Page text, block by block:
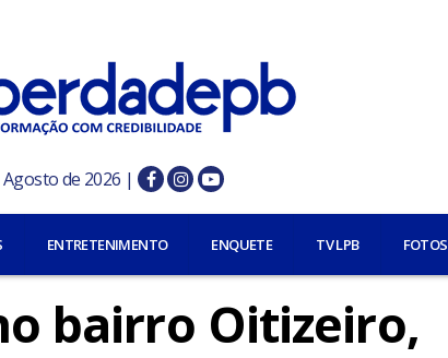
de 2026 |
ENTRETENIMENTO ENQUETE TV LPB FOTOS
bairro Oitizeiro,